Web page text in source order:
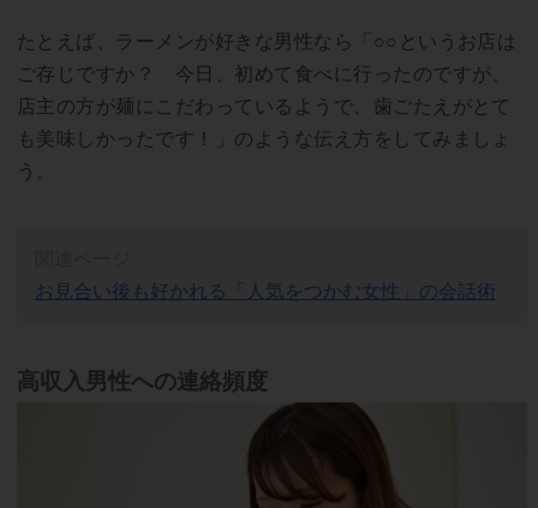
たとえば、ラーメンが好きな男性なら「○○というお店は
ご存じですか？ 今日、初めて食べに行ったのですが、
店主の方が麺にこだわっているようで、歯ごたえがとて
も美味しかったです！」のような伝え方をしてみましょ
う。
お見合い後も好かれる「人気をつかむ女性」の会話術
高収入男性への連絡頻度